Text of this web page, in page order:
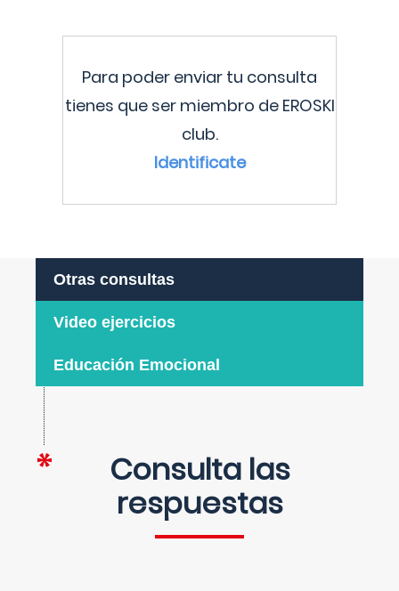
Para poder enviar tu consulta
tienes que ser miembro de EROSKI
club.
Identificate
Otras consultas
Video ejercicios
Educación Emocional
Consulta las
respuestas